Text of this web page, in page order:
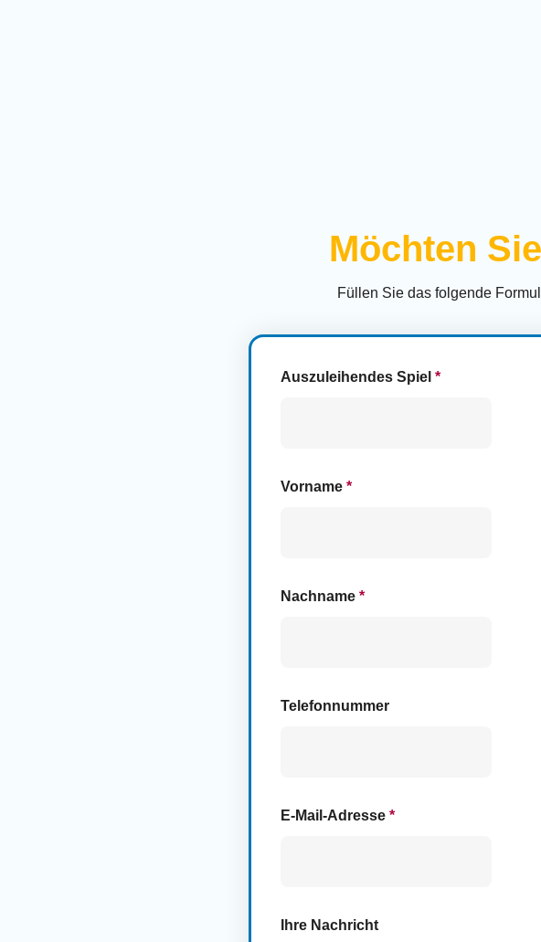
Möchten
Füllen Sie das folgende
Auszuleihendes Spiel *
Vorname *
Nachname *
Telefonnummer
E-Mail-Adresse *
Ihre Nachricht